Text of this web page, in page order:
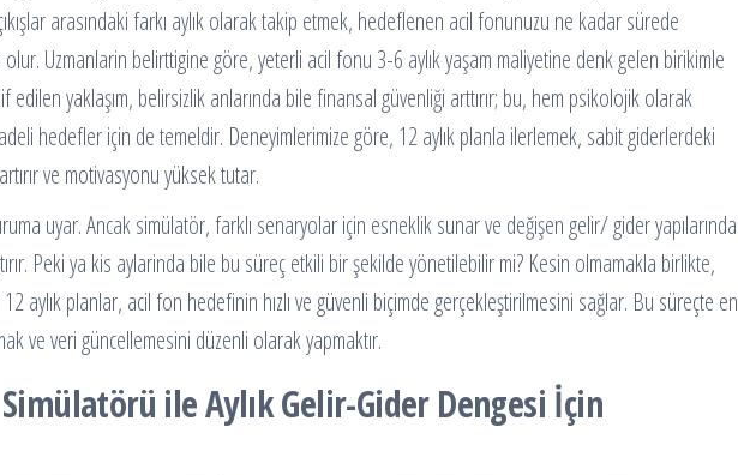
arasındaki farkı aylık olarak takip etmek, hedeflenen acil fonunuzu ne kadar sürede
olur. Uzmanlarin belirttigine göre, yeterli acil fonu 3-6 aylık yaşam maliyetine denk gelen birikimle
yaklaşım, belirsizlik anlarında bile finansal güvenliği arttırır; bu, hem psikolojik olarak
hedefler için de temeldir. Deneyimlerimize göre, 12 aylık planla ilerlemek, sabit giderlerdeki
ve motivasyonu yüksek tutar.
uyar. Ancak simülatör, farklı senaryolar için esneklik sunar ve değişen gelir/ gider yapılarında
Peki ya kis aylarinda bile bu süreç etkili bir şekilde yönetilebilir mi? Kesin olmamakla birlikte,
aylık planlar, acil fon hedefinin hızlı ve güvenli biçimde gerçekleştirilmesini sağlar. Bu süreçte en
ve veri güncellemesini düzenli olarak yapmaktır.
ile Aylık Gelir-Gider Dengesi İçin